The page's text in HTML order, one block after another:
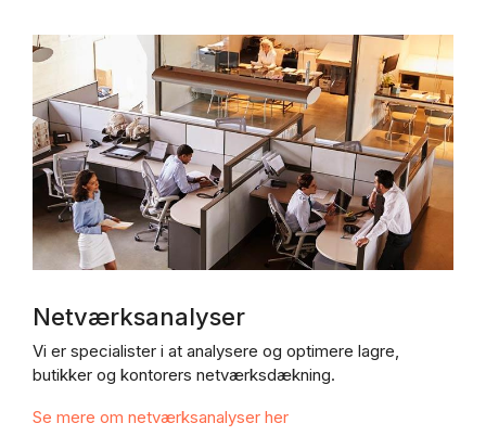
Netværksanalyser
Vi er specialister i at analysere og optimere lagre,
butikker og kontorers netværksdækning.
Se mere om netværksanalyser her